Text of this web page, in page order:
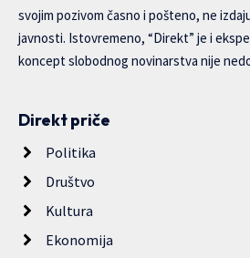
svojim pozivom časno i pošteno, ne
javnosti. Istovremeno, “Direkt” je i
koncept slobodnog novinarstva nije
Direkt priče
Politika
Društvo
Kultura
Ekonomija